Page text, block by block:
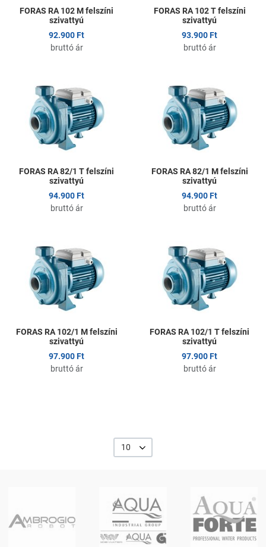
FORAS RA 102 M felszíni
szivattyú
92.900 Ft
bruttó ár
FORAS RA 102 T felszíni
szivattyú
93.900 Ft
bruttó ár
Kedvencekhez adom
Összehasonlítom
Gyors nézet
FORAS RA 82/1 T felszíni
szivattyú
94.900 Ft
bruttó ár
FORAS RA 82/1 M felszíni
szivattyú
94.900 Ft
bruttó ár
Kedvencekhez adom
Összehasonlítom
Gyors nézet
FORAS RA 102/1 M felszíni
szivattyú
97.900 Ft
bruttó ár
FORAS RA 102/1 T felszíni
szivattyú
97.900 Ft
bruttó ár
10